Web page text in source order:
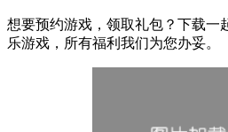
想要预约游戏，领取礼包？下载一
乐游戏，所有福利我们为您办妥。